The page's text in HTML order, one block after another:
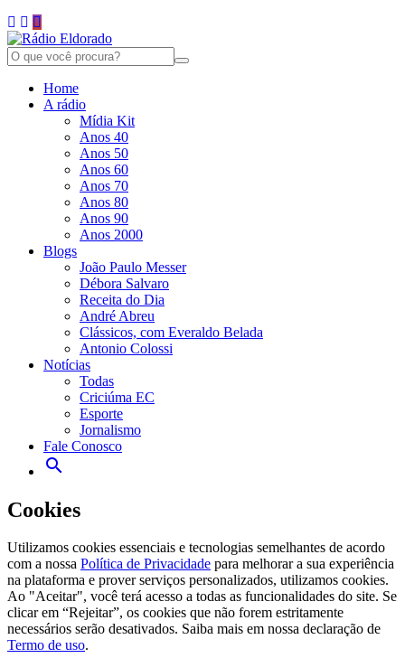
Home
A rádio
Mídia Kit
Anos 40
Anos 50
Anos 60
Anos 70
Anos 80
Anos 90
Anos 2000
Blogs
João Paulo Messer
Débora Salvaro
Receita do Dia
André Abreu
Clássicos, com Everaldo Belada
Antonio Colossi
Notícias
Todas
Criciúma EC
Esporte
Jornalismo
Fale Conosco
search
Cookies
Utilizamos cookies essenciais e tecnologias semelhantes de acordo
com a nossa Política de Privacidade para melhorar a sua experiência
na plataforma e prover serviços personalizados, utilizamos cookies.
Ao "Aceitar", você terá acesso a todas as funcionalidades do site. Se
clicar em “Rejeitar”, os cookies que não forem estritamente
necessários serão desativados. Saiba mais em nossa declaração de
Termo de uso.